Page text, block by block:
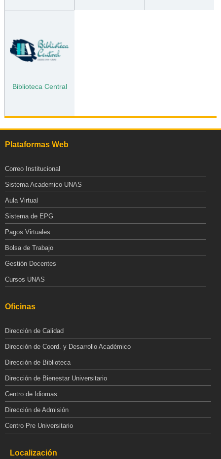
Biblioteca Central
Plataformas Web
Correo Institucional
Sistema Academico UNAS
Aula Virtual
Sistema de EPG
Pagos Virtuales
Bolsa de Trabajo
Gestión Docentes
Cursos UNAS
Oficinas
Dirección de Calidad
Dirección de Coord. y Desarrollo Académico
Dirección de Biblioteca
Dirección de Bienestar Universitario
Centro de Idiomas
Dirección de Admisión
Centro Pre Universitario
Localización